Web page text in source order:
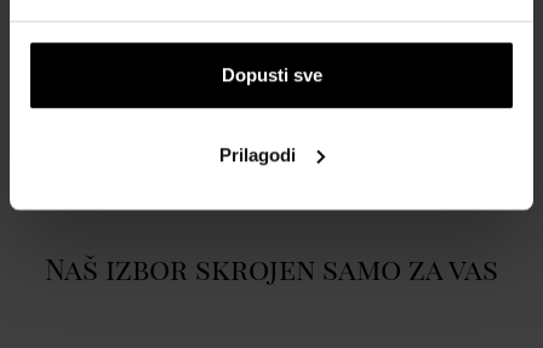
Dopusti sve
Prilagodi
Volumen: 125ml
Naš izbor skrojen samo za vas